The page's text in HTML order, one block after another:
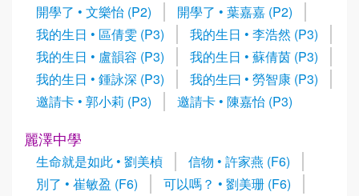
開學了 • 文樂怡 (P2)
開學了 • 葉嘉嘉 (P2)
我的生日 • 區倩雯 (P3)
我的生日 • 李浩然 (P3)
我的生日 • 盧韻容 (P3)
我的生日 • 蘇倩茵 (P3)
我的生日 • 鍾詠深 (P3)
我的生曰 • 勞智康 (P3)
邀請卡 • 郭小莉 (P3)
邀請卡 • 陳嘉怡 (P3)
麗澤中學
生命就是如此 • 劉美楨
信物 • 許家燕 (F6)
別了 • 崔敏盈 (F6)
可以嗎？ • 劉美珊 (F6)